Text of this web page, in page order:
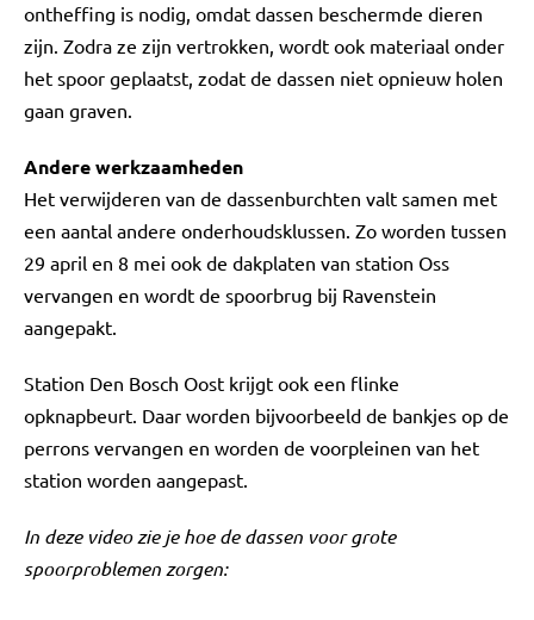
ontheffing is nodig, omdat dassen beschermde dieren
zijn. Zodra ze zijn vertrokken, wordt ook materiaal onder
het spoor geplaatst, zodat de dassen niet opnieuw holen
gaan graven.
Andere werkzaamheden
Het verwijderen van de dassenburchten valt samen met
een aantal andere onderhoudsklussen. Zo worden tussen
29 april en 8 mei ook de dakplaten van station Oss
vervangen en wordt de spoorbrug bij Ravenstein
aangepakt.
Station Den Bosch Oost krijgt ook een flinke
opknapbeurt. Daar worden bijvoorbeeld de bankjes op de
perrons vervangen en worden de voorpleinen van het
station worden aangepast.
In deze video zie je hoe de dassen voor grote
spoorproblemen zorgen: